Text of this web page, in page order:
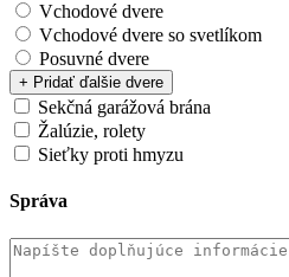
Vchodové dvere
Vchodové dvere so svetlíkom
Posuvné dvere
+ Pridať ďalšie dvere
Sekčná garážová brána
Žalúzie, rolety
Sieťky proti hmyzu
Správa